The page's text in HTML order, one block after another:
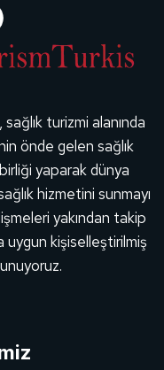
turizmi alanında
önde gelen sağlık
yaparak dünya
hizmetini sunmayı
yakından takip
uygun kişiselleştirilmiş